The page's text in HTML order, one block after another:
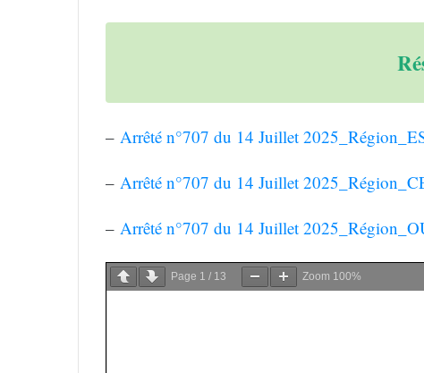
– Arrêté n°707 du 14 Juillet
– Arrêté n°707 du 14 Juillet
– Arrêté n°707 du 14 Juillet
Page 1 / 13 Zoom 100%